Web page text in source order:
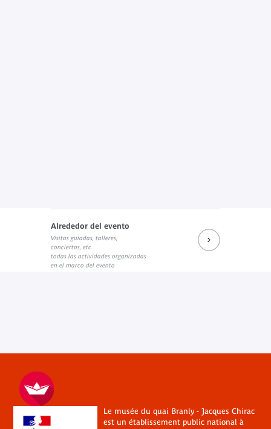
Alrededor del evento
Visitas guiadas, talleres,
conciertos, etc.
todas las actividades organizadas
en el marco del evento
Le musée du quai Branly - Jacques Chirac
est un établissement public national à